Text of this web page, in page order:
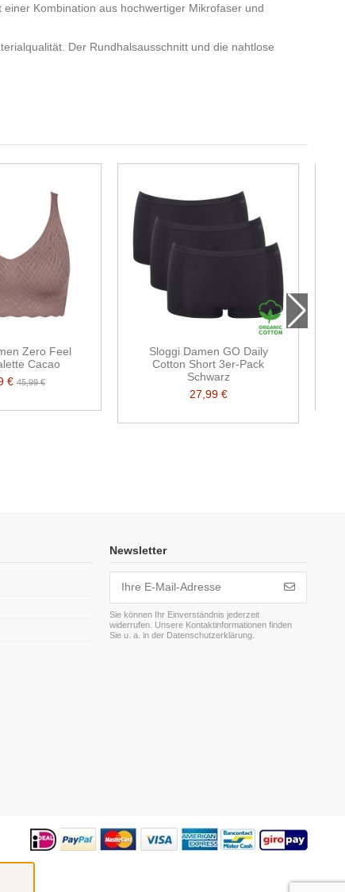
Kombination aus hochwertiger Mikrofaser und
Der Rundhalsausschnitt und die nahtlose
Zero Feel
Cacao
€45,99 €
Sloggi Damen GO Daily
Cotton Short 3er-Pack
Schwarz
27,99 €
Newsletter
Sie können Ihr Einverständnis jederzeit
widerrufen. Unsere Kontaktinformationen finden
Sie u. a. in der Datenschutzerklärung.